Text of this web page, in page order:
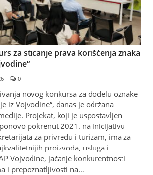
za sticanje prava korišćenja znaka
0
novog konkursa za dodelu oznake
iz Vojvodine“, danas je održana
Projekat, koji je uspostavljen
pokrenut 2021. na inicijativu
za privredu i turizam, ima za
proizvoda, usluga i
Vojvodine, jačanje konkurentnosti
i prepoznatljivosti na…